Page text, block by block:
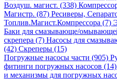
Воздуш. магист. (338)
Магистр. (87) Ресиверы,
Топлив.Магист.Компрессора (7)
Баки для смазывающе/
скрепера (7) Насосы для
(42) Скреперы (15)
Погружные насосы части (905)
фитинги погружных насосов (14)
и механизмы для погружных